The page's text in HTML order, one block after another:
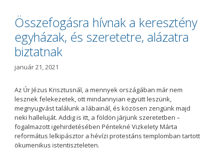
r
i
a
Összefogásra hívnak a keresztény
egyházak, és szeretetre, alázatra
biztatnak
január 21, 2021
Az Úr Jézus Krisztusnál, a mennyek országában már nem
lesznek felekezetek, ott mindannyian együtt leszünk,
megnyugvást találunk a lábainál, és közösen zengünk majd
neki halleluját. Addig is itt, a földön járjunk szeretetben –
fogalmazott igehirdetésében Péntekné Vizkelety Márta
református lelkipásztor a hévízi protestáns templomban tartott
ökumenikus istentiszteleten.